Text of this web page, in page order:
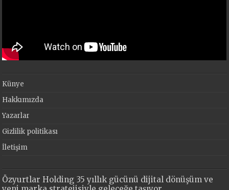
Künye
Hakkımızda
Yazarlar
Gizlilik politikası
İletişim
Özyurtlar Holding 35 yıllık gücünü dijital dönüşüm ve